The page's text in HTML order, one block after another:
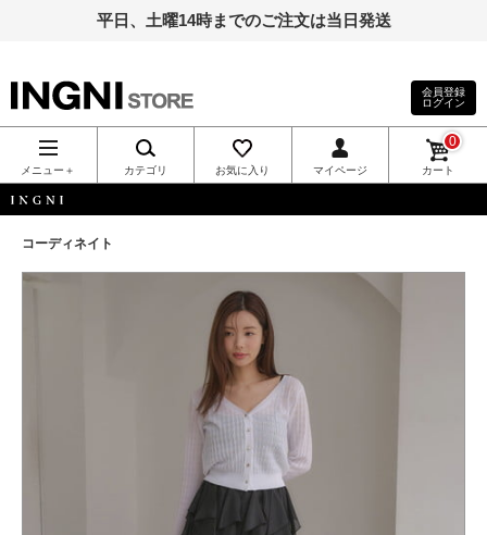
平日、土曜14時までのご注文は当日発送
INGNI（イン
グ）公式通
販｜INGNI
STORE
会員登録
ログイン
メニュー＋ カテゴリ お気に入り マイページ カート
0
コーディネイト